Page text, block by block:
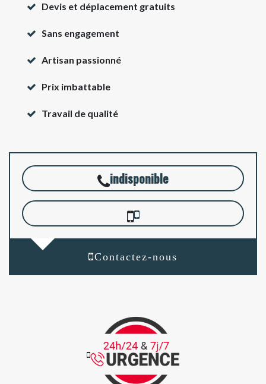
Devis et déplacement gratuits
Sans engagement
Artisan passionné
Prix imbattable
Travail de qualité
indisponible
Contactez-nous